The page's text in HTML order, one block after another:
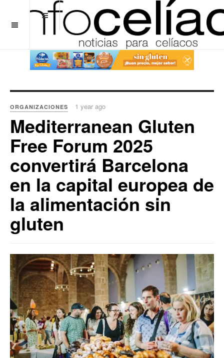
ORGANIZACIONES 1 year ago
Mediterranean Gluten
Free Forum 2025
convertirá Barcelona
en la capital europea de
la alimentación sin
gluten